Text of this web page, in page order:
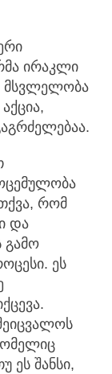
ირაკლი
მსვლელობა
რომ
და
გამო
ეს
ეს შანსი,